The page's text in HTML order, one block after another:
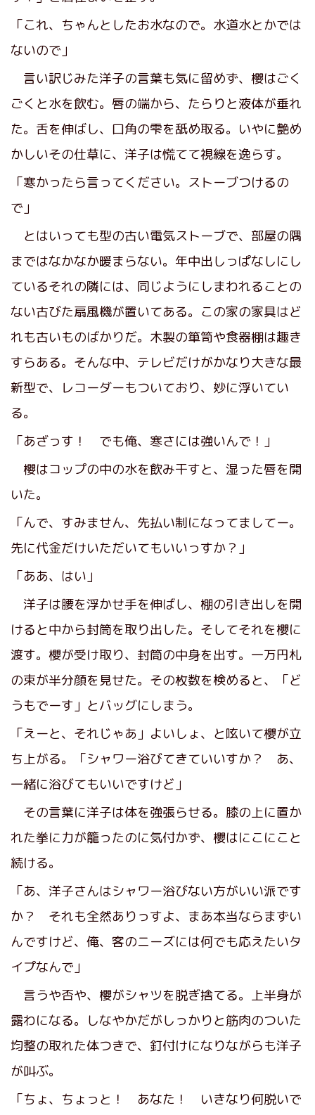
「これ、ちゃんとしたお水なので。水道水とかでは
ないので」
言い訳じみた洋子の言葉も気に留めず、櫻はごく
ごくと水を飲む。唇の端から、たらりと液体が垂れ
た。舌を伸ばし、口角の雫を舐め取る。いやに艶め
かしいその仕草に、洋子は慌てて視線を逸らす。
「寒かったら言ってください。ストーブつけるの
で」
とはいっても型の古い電気ストーブで、部屋の隅
まではなかなか暖まらない。年中出しっぱなしにし
ているそれの隣には、同じようにしまわれることの
ない古びた扇風機が置いてある。この家の家具はど
れも古いものばかりだ。木製の箪笥や食器棚は趣き
すらある。そんな中、テレビだけがかなり大きな最
新型で、レコーダーもついており、妙に浮いてい
る。
「あざっす！ でも俺、寒さには強いんで！」
櫻はコップの中の水を飲み干すと、湿った唇を開
いた。
「んで、すみません、先払い制になってましてー。
先に代金だけいただいてもいいっすか？」
「ああ、はい」
洋子は腰を浮かせ手を伸ばし、棚の引き出しを開
けると中から封筒を取り出した。そしてそれを櫻に
渡す。櫻が受け取り、封筒の中身を出す。一万円札
の束が半分顔を見せた。その枚数を検めると、「ど
うもでーす」とバッグにしまう。
「えーと、それじゃあ」よいしょ、と呟いて櫻が立
ち上がる。「シャワー浴びてきていいすか？ あ、
一緒に浴びてもいいですけど」
その言葉に洋子は体を強張らせる。膝の上に置か
れた拳に力が籠ったのに気付かず、櫻はにこにこと
続ける。
「あ、洋子さんはシャワー浴びない方がいい派です
か？ それも全然ありっすよ、まあ本当ならまずい
んですけど、俺、客のニーズには何でも応えたいタ
イプなんで」
言うや否や、櫻がシャツを脱ぎ捨てる。上半身が
露わになる。しなやかだがしっかりと筋肉のついた
均整の取れた体つきで、釘付けになりながらも洋子
が叫ぶ。
「ちょ、ちょっと！ あなた！ いきなり何脱いで